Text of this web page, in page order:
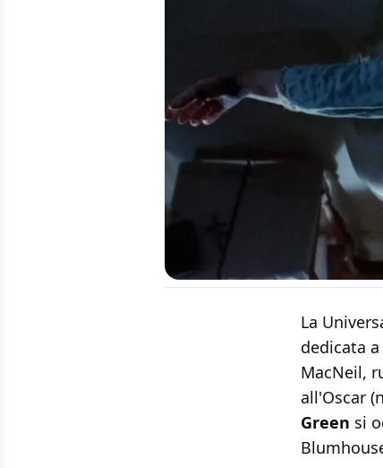
La
dedicata a
MacNeil,
all'Oscar
Green si